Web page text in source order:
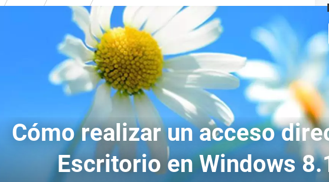
Cómo realizar un acceso
Escritorio en Windows